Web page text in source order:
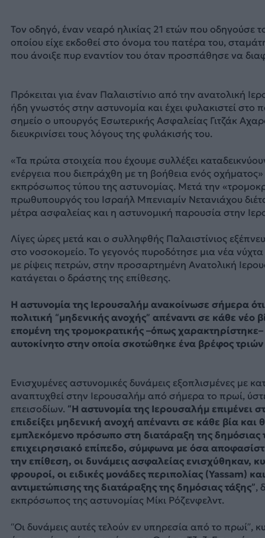
Τον οδηγό, έναν νεαρό ηλικίας 21 ετών που οδηγούσε
οποίου είχε εκδοθεί στο όνομα του πατέρα του,
που άνοιξε πυρ εναντίον του όταν προσπάθησε να
Πρόκειται για έναν Παλαιστίνιο από την ανατολική
ήδη γνωστός στην αστυνομία και έχει φυλακιστεί στο
σημείο ο υπουργός Εσωτερικής Ασφαλείας Γιτζάκ
διευκρινίσει τους λόγους της φυλάκισής του.
«Τα πρώτα στοιχεία που έχουμε συλλέξει
ενέργεια που διεπράχθη με τη βοήθεια ενός
εκπρόσωπος τύπου της αστυνομίας. Μετά την
πρωθυπουργός του Ισραήλ Μπενιαμίν Νετανιάχου
μέτρα ασφαλείας και η αστυνομική παρουσία στην
Λίγες ώρες μετά και ο συλληφθής Παλαιστίνιος
στο νοσοκομείο. Το γεγονός πυροδότησε μια νέα
με ρίψεις πετρών, στην προσαρτημένη Ανατολική
κατάγεται ο δράστης της επίθεσης.
Η αστυνομία της Ιερουσαλήμ ανακοίνωσε σήμερα
πολιτική “μηδενικής ανοχής” απέναντι σε κάθε νέο
επομένη της τρομοκρατικής –όπως
αυτοκίνητο στην οποία σκοτώθηκε ένα βρέφος
Ενισχυμένες αστυνομικές δυνάμεις εξοπλισμένες με
αναπτυχθεί στην Ιερουσαλήμ από σήμερα το πρωί,
επεισοδίων. “Η αστυνομία της Ιερουσαλήμ επιμένει
επιδείξει μηδενική ανοχή απέναντι σε κάθε βία
εμπλεκόμενο πρόσωπο στη διατάραξη της δημόσιας
επιχειρησιακό επίπεδο, σύμφωνα με όσα
την επίθεση, οι δυνάμεις ασφαλείας ενισχύθηκαν,
φρουροί, οι ειδικές μονάδες περιπολίας (Yassam)
αντιμετώπισης της διατάραξης της δημόσιας τάξης”,
εκπρόσωπος της αστυνομίας Μίκι Ρόζενφελντ.
“Οι δυνάμεις αυτές τελούν εν υπηρεσία από το πρωί”,